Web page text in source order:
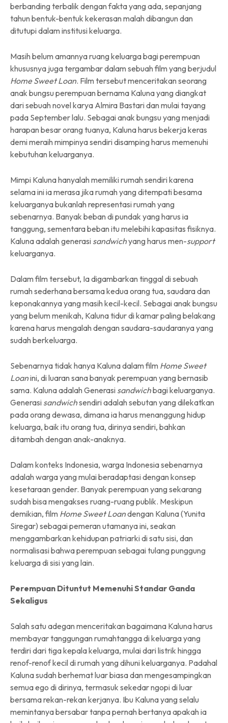
berbanding terbalik dengan fakta yang ada, sepanjang
tahun bentuk-bentuk kekerasan malah dibangun dan
ditutupi dalam institusi keluarga.
Masih belum amannya ruang keluarga bagi perempuan
khususnya juga tergambar dalam sebuah film yang berjudul
Home Sweet Loan. Film tersebut menceritakan seorang
anak bungsu perempuan bernama Kaluna yang diangkat
dari sebuah novel karya Almira Bastari dan mulai tayang
pada September lalu. Sebagai anak bungsu yang menjadi
harapan besar orang tuanya, Kaluna harus bekerja keras
demi meraih mimpinya sendiri disamping harus memenuhi
kebutuhan keluarganya.
Mimpi Kaluna hanyalah memiliki rumah sendiri karena
selama ini ia merasa jika rumah yang ditempati besama
keluarganya bukanlah representasi rumah yang
sebenarnya. Banyak beban di pundak yang harus ia
tanggung, sementara beban itu melebihi kapasitas fisiknya.
Kaluna adalah generasi sandwichyang harus men-support
keluarganya.
Dalam film tersebut, Ia digambarkan tinggal di sebuah
rumah sederhana bersama kedua orang tua, saudara dan
keponakannya yang masih kecil-kecil. Sebagai anak bungsu
yang belum menikah, Kaluna tidur di kamar paling belakang
karena harus mengalah dengan saudara-saudaranya yang
sudah berkeluarga.
Sebenarnya tidak hanya Kaluna dalam film Home Sweet
Loanini, di luaran sana banyak perempuan yang bernasib
sama. Kaluna adalah Generasi sandwichbagi keluarganya.
Generasi sandwichsendiri adalah sebutan yang dilekatkan
pada orang dewasa, dimana ia harus menanggung hidup
keluarga, baik itu orang tua, dirinya sendiri, bahkan
ditambah dengan anak-anaknya.
Dalam konteks Indonesia, warga Indonesia sebenarnya
adalah warga yang mulai beradaptasi dengan konsep
kesetaraan gender. Banyak perempuan yang sekarang
sudah bisa mengakses ruang-ruang publik. Meskipun
demikian, film Home Sweet Loandengan Kaluna (Yunita
Siregar) sebagai pemeran utamanya ini, seakan
menggambarkan kehidupan patriarki di satu sisi, dan
normalisasi bahwa perempuan sebagai tulang punggung
keluarga di sisi yang lain.
Perempuan Dituntut Memenuhi Standar Ganda
Sekaligus
Salah satu adegan menceritakan bagaimana Kaluna harus
membayar tanggungan rumahtangga di keluarga yang
terdiri dari tiga kepala keluarga, mulai dari listrik hingga
renof-renof kecil di rumah yang dihuni keluarganya. Padahal
Kaluna sudah berhemat luar biasa dan mengesampingkan
semua ego di dirinya, termasuk sekedar ngopi di luar
bersama rekan-rekan kerjanya. Ibu Kaluna yang selalu
memintanya bersabar tanpa pernah bertanya apakah ia